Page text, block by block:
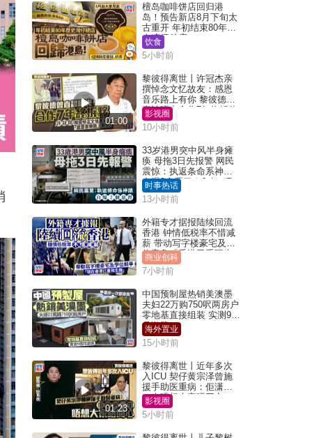
檀岛咖啡饼店回归港
岛！预告新店8月下旬太
古重开 年初结束80年历
史湾仔总店
饮食
5小时前
01:00
黎彼得离世丨许冠杰亲
撰悼念文忆故友：感恩
音乐路上有你 黎彼德曾
直认唔夹合作7年终拆伙
影视圈
10小时前
33岁港男突中风半身瘫
痪 母拖3日先报警 网民
震惊：执返条命系神迹
自爆2个恶习｜Juicy叮
时事热话
13小时前
外籍专才据报陆续回流
香港 钟情低税率不惜减
薪 带动写字楼豪宅及学
位竞争「香港已重现生
机」
商业创科
7小时前
中国预制屋热销美澳墨
夫妇22万购750呎两房户
零地基直接组装 实测9个
月激赞
海外置业
15小时前
01:23
黎彼得离世丨近年多次
入ICU 契仔黄宗泽曾施
援手助医重病：佢潇洒
一生唔想大家唔开心
影视圈
5小时前